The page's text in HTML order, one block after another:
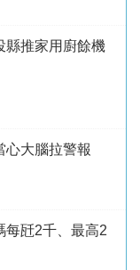
推家用廚餘機
大腦拉警報
瓩2千、最高2